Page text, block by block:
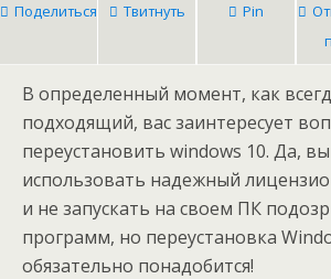
Поделиться Твитнуть Pin
В определенный момент, как
подходящий, вас заинтересует
переустановить windows 10. Да,
использовать надежный
и не запускать на своем ПК
программ, но переустановка
обязательно понадобится!